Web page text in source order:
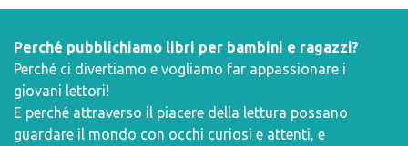
Perché pubblichiamo libri per bambini e ragazzi?
Perché ci divertiamo e vogliamo far appassionare i
giovani lettori!
E perché attraverso il piacere della lettura possano
guardare il mondo con occhi curiosi e attenti, e